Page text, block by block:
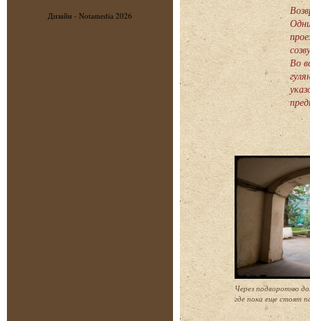
Дизайн - Notamedia 2026
Во
Через подворотню
где пока еще стоят